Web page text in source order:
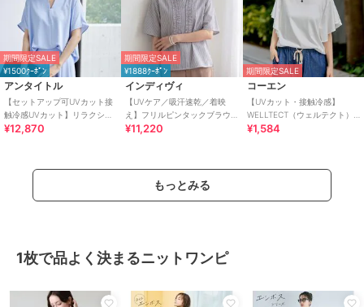
期間限定SALE
¥1500ｸｰﾎﾟﾝ
アンタイトル
【セットアップ可UVカット接
触冷感UVカット】リラクシー
キーVネックブラウス
¥12,870
期間限定SALE
¥1888ｸｰﾎﾟﾝ
インディヴィ
【UVケア／吸汗速乾／着映
え】フリルピンタックブラウ
ス
¥11,220
期間限定SALE
コーエン
【UVカット・接触冷感】
WELLTECT（ウェルテクト）
USAコットン フレアスリーブ
¥1,584
もっとみる
1枚で品よく決まるニットワンピ